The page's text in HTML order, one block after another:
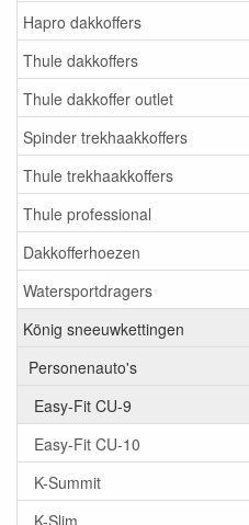
Hapro dakkoffers
Thule dakkoffers
Thule dakkoffer outlet
Spinder trekhaakkoffers
Thule trekhaakkoffers
Thule professional
Dakkofferhoezen
Watersportdragers
König sneeuwkettingen
Personenauto's
Easy-Fit CU-9
Easy-Fit CU-10
K-Summit
K-Slim